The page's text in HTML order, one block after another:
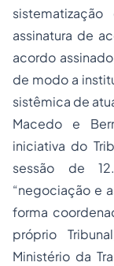
assinatura de
acordo
de modo a
sistêmica de
Macedo e
iniciativa do
sessão de
“negociação e
forma
próprio
Ministério da